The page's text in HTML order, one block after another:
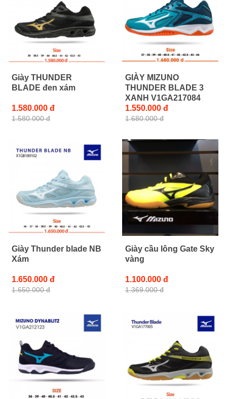
Giày THUNDER
BLADE đen xám
1.580.000 đ
1.580.000 đ
GIÀY MIZUNO
THUNDER BLADE 3
XANH V1GA217084
1.550.000 đ
1.680.000 đ
Giày Thunder blade NB
Xám
1.650.000 đ
1.650.000 đ
Giày cầu lông Gate Sky
vàng
1.100.000 đ
1.369.000 đ